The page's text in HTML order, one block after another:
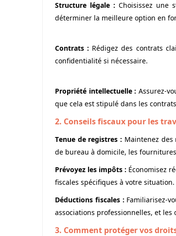
Structure légale : Choisissez une
déterminer la meilleure option en
Contrats : Rédigez des contrats
confidentialité si nécessaire.
Propriété intellectuelle : Assurez-
que cela est stipulé dans les
2. Conseils fiscaux pour les
Tenue de registres : Maintenez
de bureau à domicile, les
Prévoyez les impôts : Économisez
fiscales spécifiques à votre situation.
Déductions fiscales : Familiarisez-
associations professionnelles, et les
3. Comment protéger vos